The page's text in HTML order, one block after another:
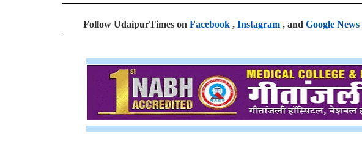
Follow UdaipurTimes on Facebook , Instagram , and Google News